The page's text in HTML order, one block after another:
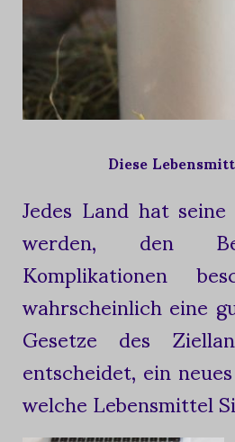
Diese
Jedes Land hat
werden, den
Komplikationen
wahrscheinlich eine
Gesetze des
entscheidet, ein
welche Lebensmittel